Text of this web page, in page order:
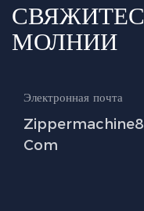
МОЛНИИ
Электронная почта
Com